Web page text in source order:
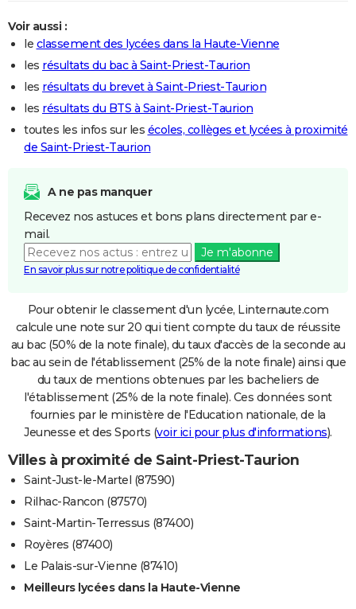
Voir aussi :
le classement des lycées dans la Haute-Vienne
les résultats du bac à Saint-Priest-Taurion
les résultats du brevet à Saint-Priest-Taurion
les résultats du BTS à Saint-Priest-Taurion
toutes les infos sur les écoles, collèges et lycées à proximité
de Saint-Priest-Taurion
A ne pas manquer
Recevez nos astuces et bons plans directement par e-
mail.
Je m'abonne
En savoir plus sur notre politique de confidentialité
Pour obtenir le classement d'un lycée, Linternaute.com
calcule une note sur 20 qui tient compte du taux de réussite
au bac (50% de la note finale), du taux d'accès de la seconde au
bac au sein de l'établissement (25% de la note finale) ainsi que
du taux de mentions obtenues par les bacheliers de
l'établissement (25% de la note finale). Ces données sont
fournies par le ministère de l'Education nationale, de la
Jeunesse et des Sports (voir ici pour plus d'informations).
Villes à proximité de Saint-Priest-Taurion
Saint-Just-le-Martel (87590)
Rilhac-Rancon (87570)
Saint-Martin-Terressus (87400)
Royères (87400)
Le Palais-sur-Vienne (87410)
Meilleurs lycées dans la Haute-Vienne